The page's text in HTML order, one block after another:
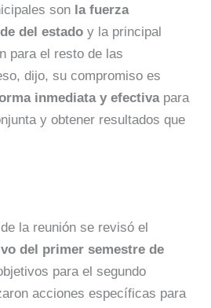
son la fuerza
del estado y la principal
para el resto de las
dijo, su compromiso es
inmediata y efectivapara
y obtener resultados que
la reunión se revisó el
del primer semestre de
para el segundo
acciones específicas para